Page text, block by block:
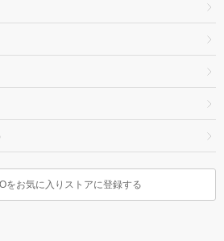
をお気に入りストアに登録する